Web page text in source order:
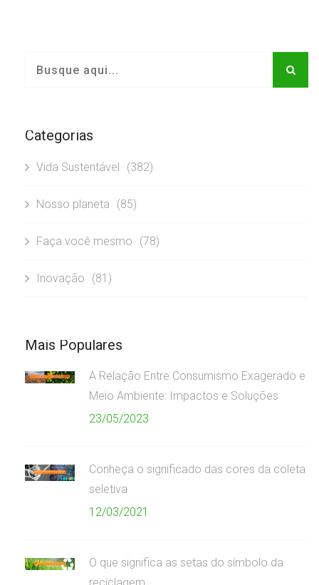
Categorias
Vida Sustentável (382)
Nosso planeta (85)
Faça você mesmo (78)
Inovação (81)
Mais Populares
A Relação Entre Consumismo Exagerado e
Meio Ambiente: Impactos e Soluções
23/05/2023
Conheça o significado das cores da coleta
seletiva
12/03/2021
O que significa as setas do símbolo da